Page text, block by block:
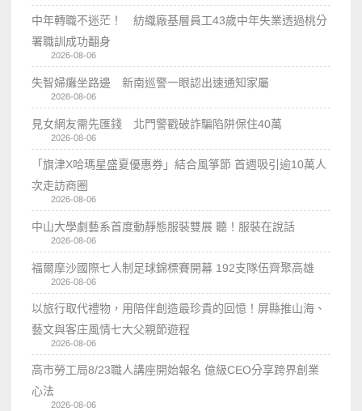
中年轉職不迷茫！ 紡織廠基層員工43歲中年失業透過桃分
署職訓成功翻身
2026-08-06
失智婦癱坐路邊 新南巡警一眼認出速通知家屬
2026-08-06
見女網友需先匯錢 北門警戳破詐騙陷阱保住40萬
2026-08-06
「旗津X哈瑪星盛夏優惠券」結合風箏節 首週吸引逾10萬人
次走訪商圈
2026-08-06
中山大學劇藝系首度動靜態服裝雙展 聽！服裝在說話
2026-08-06
福爾摩沙國際七人制足球錦標賽開幕 192支隊伍齊聚高雄
2026-08-06
以旅行取代禮物，用陪伴創造最珍貴的回憶！屏縣推山海、
藝文與客庄風情七大父親節遊程
2026-08-06
高市勞工局8/23職人講座開始報名 億級CEO分享跨界創業
心法
2026-08-06